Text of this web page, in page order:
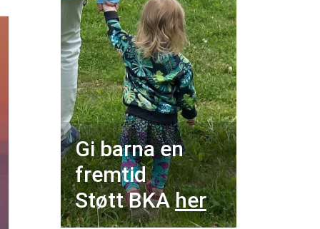
Gi barna en
fremtid
Støtt BKAher